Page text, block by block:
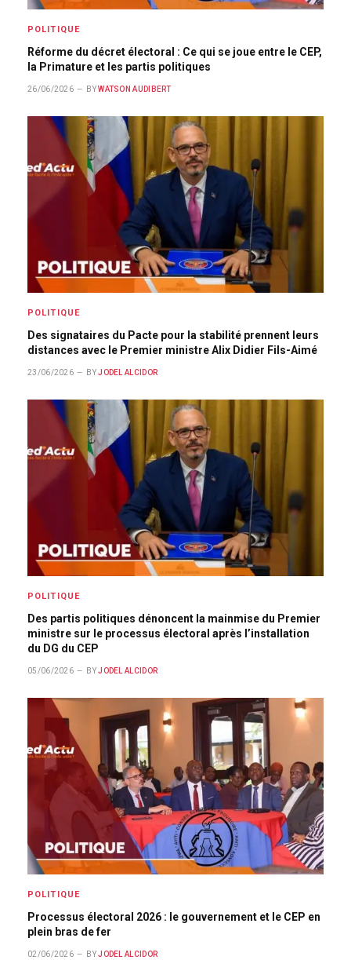
POLITIQUE
Réforme du décret électoral : Ce qui se joue entre le CEP,
la Primature et les partis politiques
26/06/2026 BY WATSON AUDIBERT
POLITIQUE
Des signataires du Pacte pour la stabilité prennent leurs
distances avec le Premier ministre Alix Didier Fils-Aimé
23/06/2026 BY JODEL ALCIDOR
POLITIQUE
Des partis politiques dénoncent la mainmise du Premier
ministre sur le processus électoral après l’installation
du DG du CEP
05/06/2026 BY JODEL ALCIDOR
POLITIQUE
Processus électoral 2026 : le gouvernement et le CEP en
plein bras de fer
02/06/2026 BY JODEL ALCIDOR